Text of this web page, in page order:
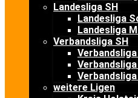
Landesliga SH
Landesliga
Landesliga
Verbandsliga SH
weitere Ligen